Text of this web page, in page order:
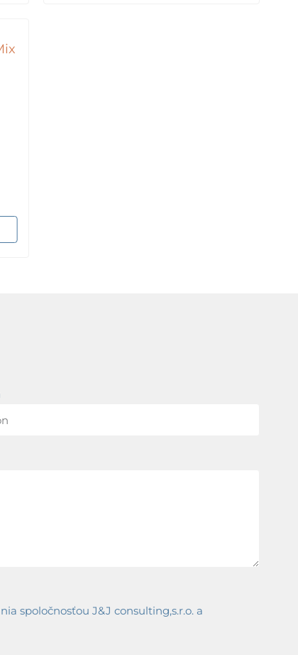
spoločnosťou J&J consulting,s.r.o. a